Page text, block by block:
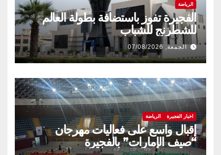
الرياضة
الفجيرة تفوز باستضافة بطولة العالم
للشطرنج للشباب
الجمعة, 07/08/2026
اخبار الفجيرة الرياضة
إقبال واسع على فعاليات مهرجان
“صيف الإمارات” بالفجيرة